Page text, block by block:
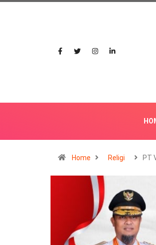
Home Religi PT